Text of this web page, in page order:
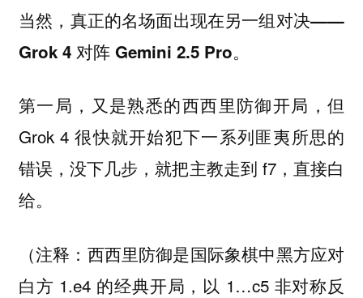
当然，真正的名场面出现在另一组对决——
Grok 4 对阵 Gemini 2.5 Pro。
第一局，又是熟悉的西西里防御开局，但
Grok 4 很快就开始犯下一系列匪夷所思的
错误，没下几步，就把主教走到 f7，直接白
给。
（注释：西西里防御是国际象棋中黑方应对
白方 1.e4 的经典开局，以 1…c5 非对称反